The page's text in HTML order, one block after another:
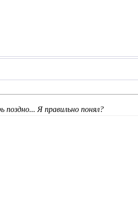
поздно... Я правильно понял?